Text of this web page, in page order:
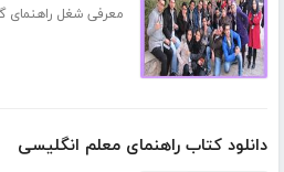
معرفی شغل راهنمای
دانلود کتاب راهنمای معلم انگلیسی